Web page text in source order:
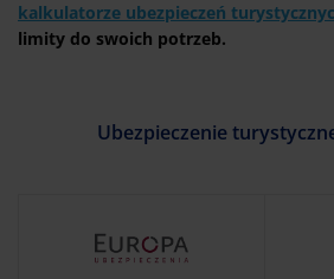
kalkulatorze ubezpieczeń
limity do swoich potrzeb.
Ubezpieczenie